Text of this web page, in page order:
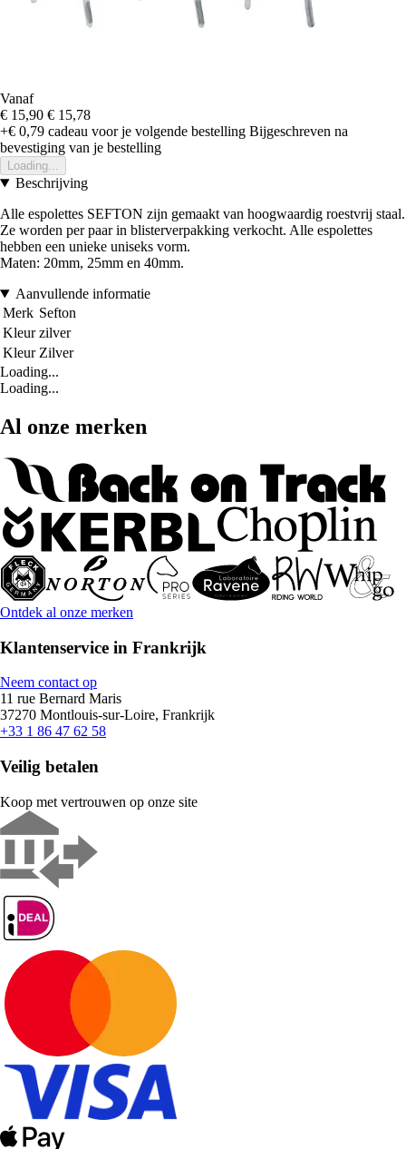
Vanaf
€ 15,90 € 15,78
+€ 0,79 cadeau voor je volgende bestelling Bijgeschreven na
bevestiging van je bestelling
Loading...
Beschrijving
Alle espolettes SEFTON zijn gemaakt van hoogwaardig roestvrij staal.
Ze worden per paar in blisterverpakking verkocht. Alle espolettes
hebben een unieke uniseks vorm.
Maten: 20mm, 25mm en 40mm.
Aanvullende informatie
Merk Sefton
Kleur zilver
Kleur Zilver
Loading...
Loading...
Al onze merken
Ontdek al onze merken
Klantenservice in Frankrijk
Neem contact op
11 rue Bernard Maris
37270 Montlouis-sur-Loire, Frankrijk
+33 1 86 47 62 58
Veilig betalen
Koop met vertrouwen op onze site